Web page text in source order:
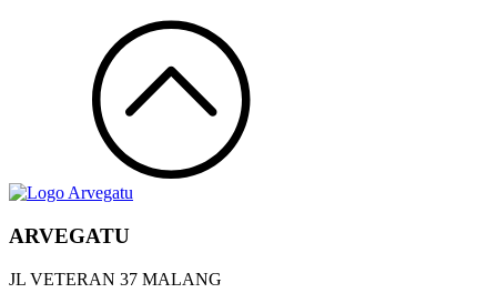
ARVEGATU
JL VETERAN 37 MALANG